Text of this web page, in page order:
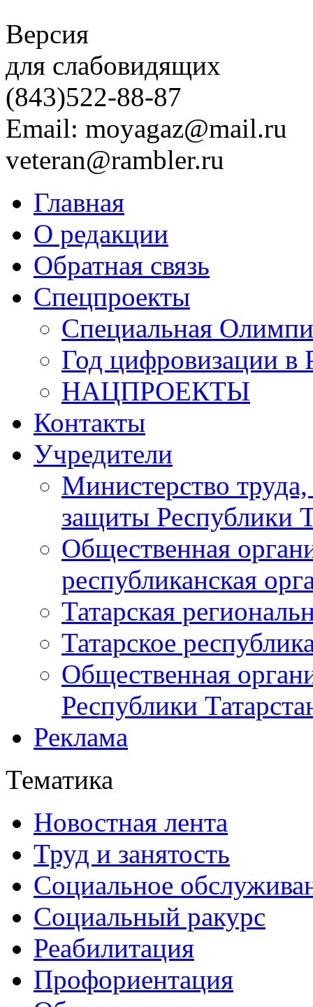
Версия
для слабовидящих
(843)522-88-87
Email: moyagaz@mail.ru
veteran@rambler.ru
Главная
О редакции
Обратная связь
Спецпроекты
Специальная
Год цифровизации в
НАЦПРОЕКТЫ
Контакты
Учредители
Министерство
защиты Республики
Общественная
республиканская
Татарская
Татарское
Общественная
Республики
Реклама
Тематика
Новостная лента
Труд и занятость
Социальное
Социальный ракурс
Реабилитация
Профориентация